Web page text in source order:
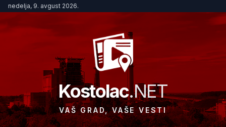
nedelja, 9. avgust 2026.
Kostolac.NET
VAŠ GRAD, VAŠE VESTI